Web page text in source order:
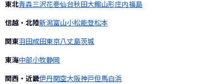
東北青森三沢花巻仙台秋田大館山形庄内福島
信越・北陸新潟富山小松能登松本
関東羽田成田東京八丈島茨城
東海中部小牧静岡
関西・近畿伊丹関空大阪神戸但馬白浜